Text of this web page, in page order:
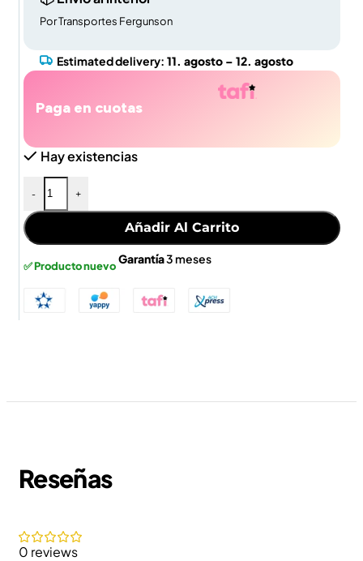
Por Transportes Fergunson
Estimated delivery: 11. agosto – 12. agosto
Paga en cuotas
Hay existencias
- +
Añadir Al Carrito
✅ Producto nuevoGarantía3 meses
Reseñas
0 reviews